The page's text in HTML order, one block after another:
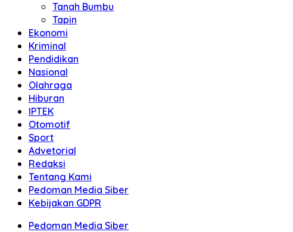
Tanah Bumbu
Tapin
Ekonomi
Kriminal
Pendidikan
Nasional
Olahraga
Hiburan
IPTEK
Otomotif
Sport
Advetorial
Redaksi
Tentang Kami
Pedoman Media Siber
Kebijakan GDPR
Pedoman Media Siber